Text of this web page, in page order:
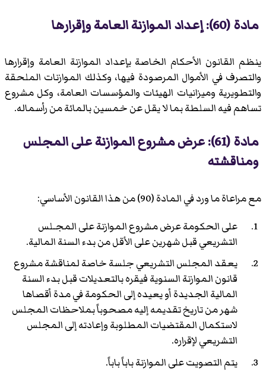
مادة (60): إعداد الموازنة العامة وإقرارها
ينظم القانون الأحكام الخاصة بإعداد الموازنة العامة وإقرارها
والتصرف في الأموال المرصودة فيها، وكذلك الموازنات الملحقة
والتطويرية وميزانيات الهيئات والمؤسسات العامة، وكل مشروع
تساهم فيه السلطة بما لا يقل عن خمسين بالمائة من رأسماله.
مادة (61): عرض مشروع الموازنة على المجلس
ومناقشته
مع مراعاة ما ورد في المادة (90) من هذا القانون الأساسي:
على الحكومة عرض مشروع الموازنة على المجـلس
التشريعي قبل شهرين على الأقل من بدء السنة المالية.
يعقد المجلس التشريعي جلسة خاصة لمناقشة مشروع
قانون الموازنة السنوية فيقره بالتعديلات قبل بدء السنة
المالية الجديدة أو يعيده إلى الحكومة في مدة أقصاها
شهر من تاريخ تقديمه إليه مصحوباً بملاحظات المجلس
لاستكمال المقتضيات المطلوبة وإعادته إلى المجلس
التشريعي لإقراره.
يتم التصويت على الموازنة باباً باباً.